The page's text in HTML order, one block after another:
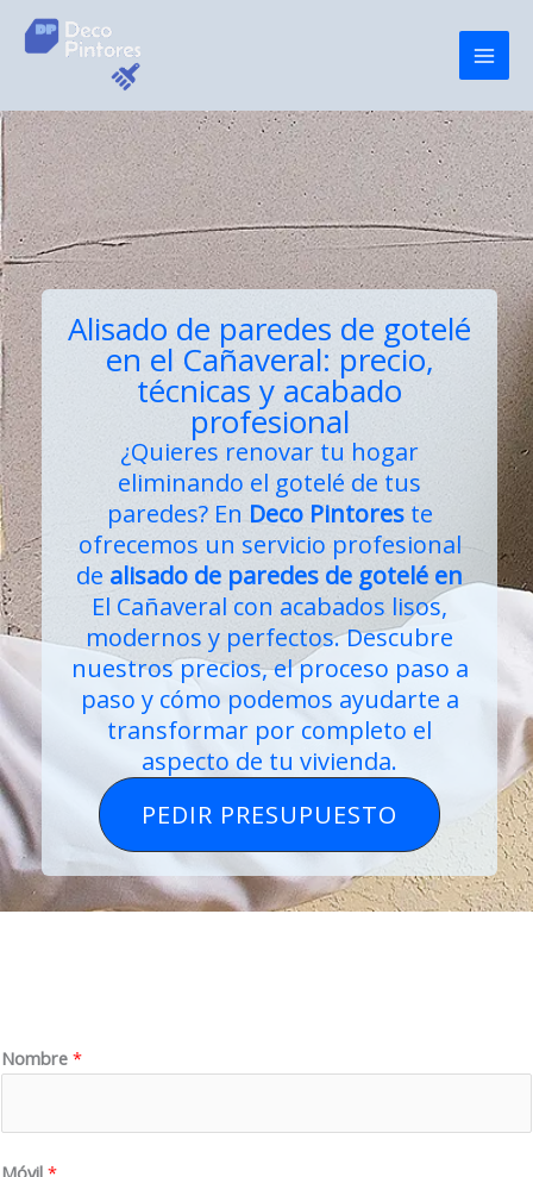
Alisado de paredes de gotelé
en el Cañaveral: precio,
técnicas y acabado
profesional
¿Quieres renovar tu hogar
eliminando el gotelé de tus
paredes? En Deco Pintoreste
ofrecemos un servicio profesional
de alisado de paredes de gotelé en
El Cañaveral con acabados lisos,
modernos y perfectos. Descubre
nuestros precios, el proceso paso a
paso y cómo podemos ayudarte a
transformar por completo el
aspecto de tu vivienda.
PEDIR PRESUPUESTO
*
M
v
i
Nombre *
Móvil *